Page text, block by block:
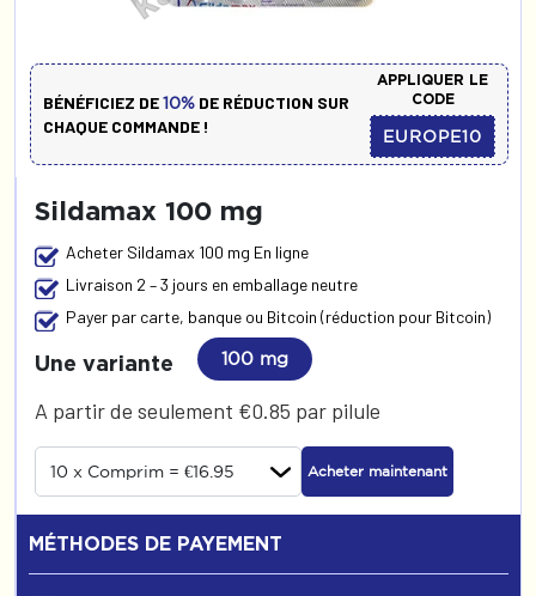
BÉNÉFICIEZ DE10% DE RÉDUCTION SUR
CHAQUE COMMANDE !
APPLIQUER LE
CODE
EUROPE10
Sildamax 100 mg
Acheter Sildamax 100 mg En ligne
Livraison 2 – 3 jours en emballage neutre
Payer par carte, banque ou Bitcoin (réduction pour Bitcoin)
Une variante 100 mg
A partir de seulement €0.85 par pilule
Acheter maintenant
MÉTHODES DE PAYEMENT